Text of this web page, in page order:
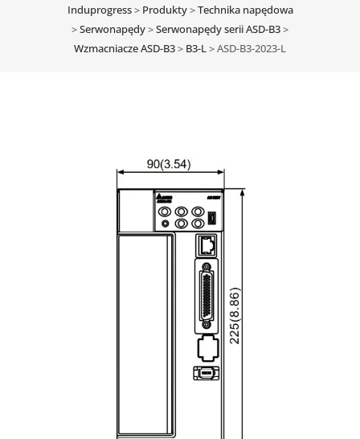
Induprogress> Produkty>Technika napędowa
>Serwonapędy>Serwonapędy serii ASD-B3>
Wzmacniacze ASD-B3> B3-L>ASD-B3-2023-L